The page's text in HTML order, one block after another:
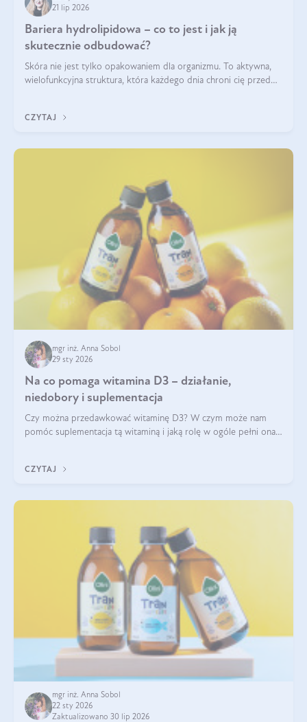
21 lip 2026
Bariera hydrolipidowa – co to jest i jak ją
skutecznie odbudować?
Skóra nie jest tylko opakowaniem dla organizmu. To aktywna,
wielofunkcyjna struktura, która każdego dnia chroni cię przed
bariera hydrolipidowa.
CZYTAJ
mgr inż. Anna Sobol
29 sty 2026
Na co pomaga witamina D3 – działanie,
niedobory i suplementacja
Czy można przedawkować witaminę D3? W czym może nam
pomóc suplementacja tą witaminą i jaką rolę w ogóle pełni ona
robić?
CZYTAJ
mgr inż. Anna Sobol
22 sty 2026
Zaktualizowano 30 lip 2026